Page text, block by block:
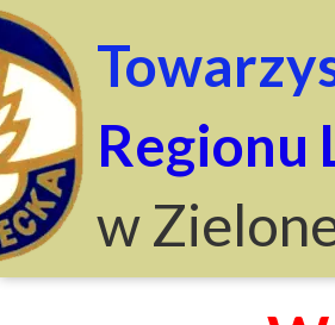
Regionu
w